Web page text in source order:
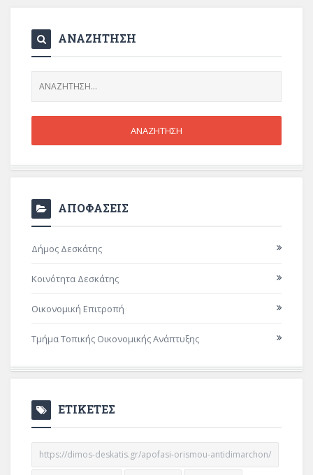
ΑΝΑΖΗΤΗΣΗ
ΑΠΟΦΑΣΕΙΣ
Δήμος Δεσκάτης
Κοινότητα Δεσκάτης
Οικονομική Επιτροπή
Τμήμα Τοπικής Οικονομικής Ανάπτυξης
ΕΤΙΚΕΤΕΣ
https://dimos-deskatis.gr/apofasi-orismou-antidimarchon/